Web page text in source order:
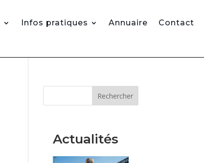
Infos pratiques Annuaire Contact
Rechercher
Actualités